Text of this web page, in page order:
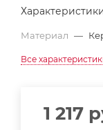
Материал —
Все
1 217